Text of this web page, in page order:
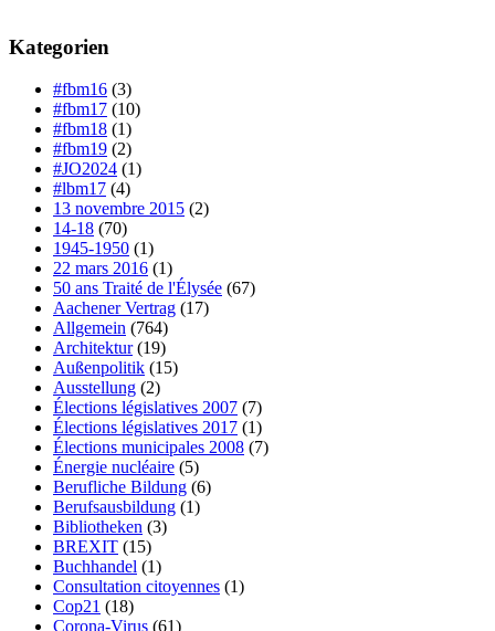
Kategorien
#fbm16 (3)
#fbm17 (10)
#fbm18 (1)
#fbm19 (2)
#JO2024 (1)
#lbm17 (4)
13 novembre 2015 (2)
14-18 (70)
1945-1950 (1)
22 mars 2016 (1)
50 ans Traité de l'Élysée (67)
Aachener Vertrag (17)
Allgemein (764)
Architektur(19)
Außenpolitik (15)
Ausstellung (2)
Élections législatives 2007 (7)
Élections législatives 2017 (1)
Élections municipales 2008 (7)
Énergie nucléaire (5)
Berufliche Bildung (6)
Berufsausbildung (1)
Bibliotheken (3)
BREXIT (15)
Buchhandel (1)
Consultation citoyennes (1)
Cop21 (18)
Corona-Virus (61)